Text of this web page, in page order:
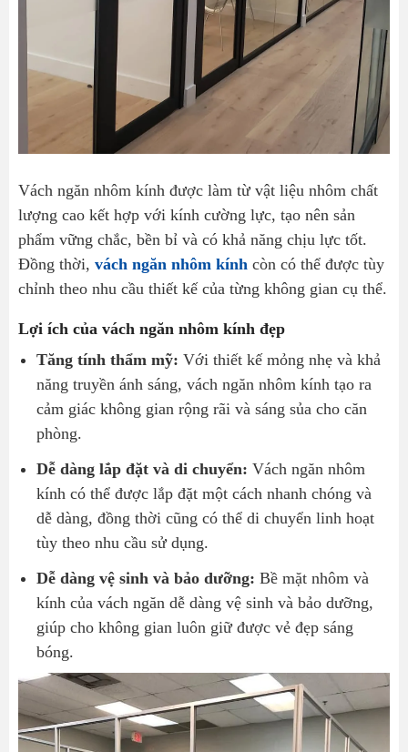
Vách ngăn nhôm kính được làm từ vật liệu nhôm chất
lượng cao kết hợp với kính cường lực, tạo nên sản
phẩm vững chắc, bền bỉ và có khả năng chịu lực tốt.
Đồng thời, vách ngăn nhôm kính còn có thể được tùy
chỉnh theo nhu cầu thiết kế của từng không gian cụ thể.
Lợi ích của vách ngăn nhôm kính đẹp
Tăng tính thẩm mỹ: Với thiết kế mỏng nhẹ và khả
năng truyền ánh sáng, vách ngăn nhôm kính tạo ra
cảm giác không gian rộng rãi và sáng sủa cho căn
phòng.
Dễ dàng lắp đặt và di chuyển: Vách ngăn nhôm
kính có thể được lắp đặt một cách nhanh chóng và
dễ dàng, đồng thời cũng có thể di chuyển linh hoạt
tùy theo nhu cầu sử dụng.
Dễ dàng vệ sinh và bảo dưỡng: Bề mặt nhôm và
kính của vách ngăn dễ dàng vệ sinh và bảo dưỡng,
giúp cho không gian luôn giữ được vẻ đẹp sáng
bóng.